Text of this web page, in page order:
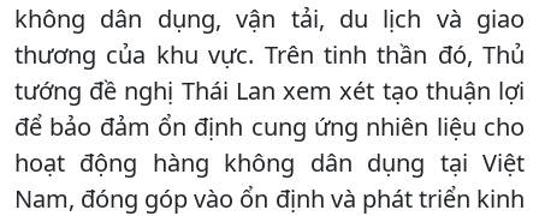
không dân dụng, vận tải, du lịch và giao
thương của khu vực. Trên tinh thần đó, Thủ
tướng đề nghị Thái Lan xem xét tạo thuận lợi
để bảo đảm ổn định cung ứng nhiên liệu cho
hoạt động hàng không dân dụng tại Việt
Nam, đóng góp vào ổn định và phát triển kinh